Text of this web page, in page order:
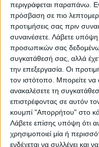
περιγράφεται παραπάνω.
πρόσβαση σε πιο
προτιμήσεις σας πριν
συναινέσετε. Λάβετε υπόψη
προσωπικών σας
συγκατάθεσή σας, αλλά
την επεξεργασία. Οι
τον ιστότοπο. Μπορείτε να
ανακαλέσετε τη
επιστρέφοντας σε αυτόν
κουμπί "Απορρήτου" στο
Λάβετε επίσης υπόψη ότι
χρησιμοποιεί μία ή
ενδέχεται να συλλέγει και
Αυτός είναι και ο
φάση είναι αδύνατον
ή χρυσές λίρες.
για να αδειάσει το
του 75χρονου δεν
πτώμα βρίσκεται σε
ευρήματα είναι πολύ
πραγματικά συνέβη
ποιες μπορεί να είναι
θανάτου. Οι σκάλες
είχαν γεμίσει από